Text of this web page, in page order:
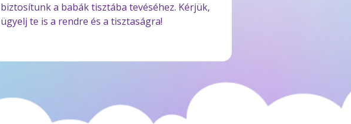
biztosítunk a babák tisztába tevéséhez. Kérjük,
ügyelj te is a rendre és a tisztaságra!